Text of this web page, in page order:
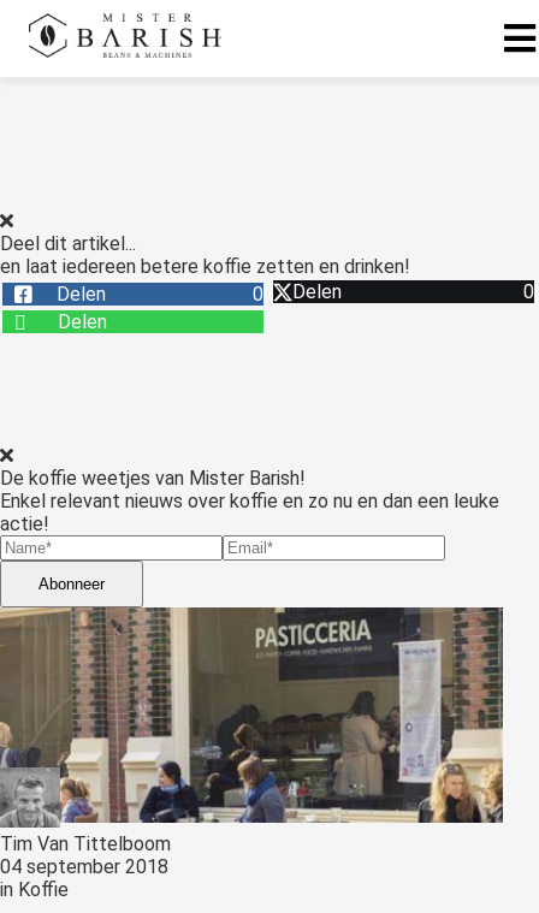
Deel dit artikel...
en laat iedereen betere koffie zetten en drinken!
Delen
0 Delen
0
Delen
De koffie weetjes van Mister Barish!
Enkel relevant nieuws over koffie en zo nu en dan een leuke
actie!
Abonneer
Tim Van Tittelboom
04 september 2018
in Koffie
gebruikt
deze
kan de
worden
om
te
over
van
op